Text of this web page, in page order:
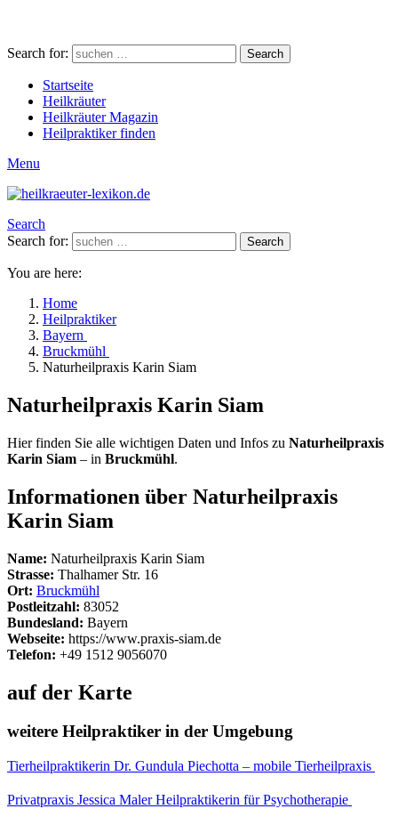
Search for: Search
Startseite
Heilkräuter
Heilkräuter Magazin
Heilpraktiker finden
Menu
Search
Search for:
Search
You are here:
Home
Heilpraktiker
Bayern
Bruckmühl
Naturheilpraxis Karin Siam
Naturheilpraxis Karin Siam
Hier finden Sie alle wichtigen Daten und Infos zu Naturheilpraxis
Karin Siam – in Bruckmühl.
Informationen über Naturheilpraxis
Karin Siam
Name: Naturheilpraxis Karin Siam
Strasse: Thalhamer Str. 16
Ort: Bruckmühl
Postleitzahl: 83052
Bundesland: Bayern
Webseite: https://www.praxis-siam.de
Telefon: +49 1512 9056070
auf der Karte
weitere Heilpraktiker in der Umgebung
Tierheilpraktikerin Dr. Gundula Piechotta – mobile Tierheilpraxis
Privatpraxis Jessica Maler Heilpraktikerin für Psychotherapie